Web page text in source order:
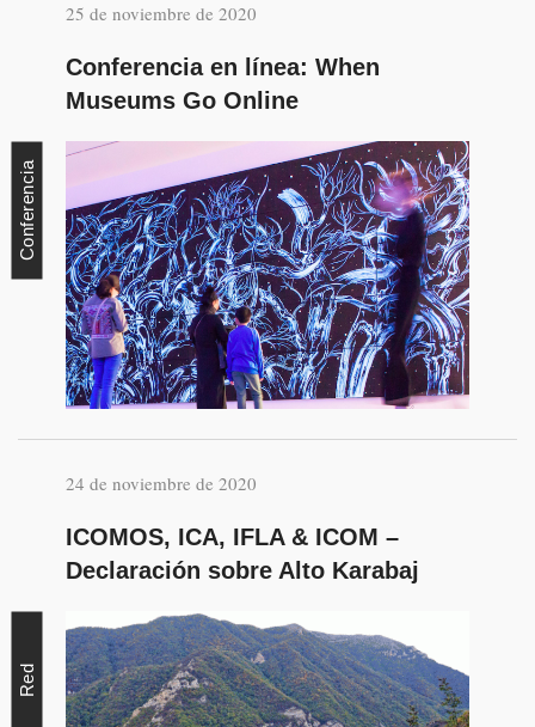
25 de noviembre de 2020
Conferencia en línea: When
Museums Go Online
Conferencia
24 de noviembre de 2020
ICOMOS, ICA, IFLA & ICOM –
Declaración sobre Alto Karabaj
Red